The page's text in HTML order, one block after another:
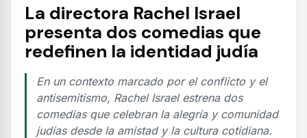
La directora Rachel Israel
presenta dos comedias que
redefinen la identidad judía
En un contexto marcado por el conflicto y el
antisemitismo, Rachel Israel estrena dos
comedias que celebran la alegría y comunidad
judías desde la amistad y la cultura cotidiana.